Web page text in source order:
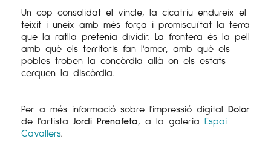
Un cop consolidat el vincle, la cicatriu endureix el
teixit i uneix amb més força i promiscuïtat la terra
que la ratlla pretenia dividir. La frontera és la pell
amb què els territoris fan l'amor, amb què els
pobles troben la concòrdia allà on els estats
cerquen la discòrdia.
Per a més informació sobre l'impressió digital Dolor
de l'artista Jordi Prenafeta , a la galeria Espai
Cavallers